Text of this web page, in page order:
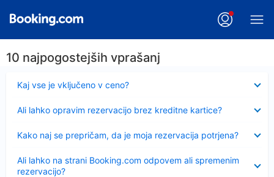
10 najpogostejših vprašanj
Kaj vse je vključeno v ceno?
Ali lahko opravim rezervacijo brez kreditne kartice?
Kako naj se prepričam, da je moja rezervacija potrjena?
Ali lahko na strani Booking.com odpovem ali spremenim
rezervacijo?